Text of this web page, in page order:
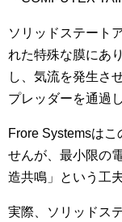
ソリッドステート
れた特殊な膜にあ
し、気流を発生さ
プレッダーを通過
Frore Systemsは
せんが、最小限の
造共鳴」という工
実際、ソリッドス